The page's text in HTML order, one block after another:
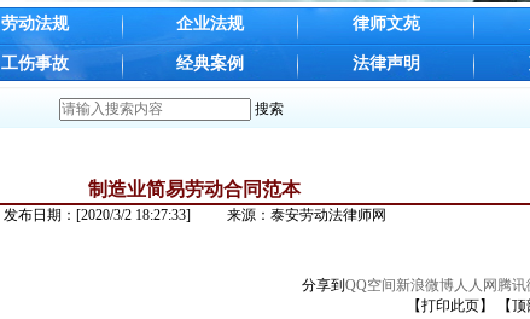
劳动法规 企业法规 律师文苑
工伤事故 经典案例 法律声明
搜索
制造业简易劳动合同范本
发布日期：[2020/3/2 18:27:33] 来源：泰安劳动法律师网
分享到 QQ空间 新浪微博人人网 腾讯
【打印此页】 【顶